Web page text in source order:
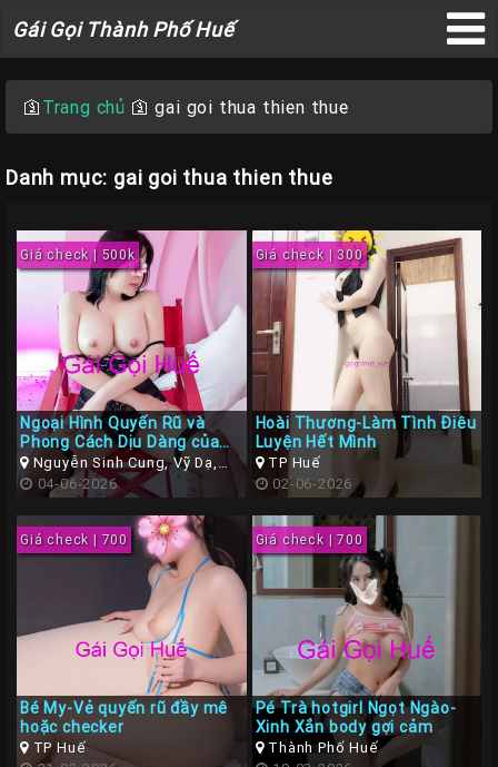
Gái Gọi Thành Phố Huế
Gái
Thành
Phố
Huế
×
Trang
Chủ
gọi
Huế
Gái
Gọi
Huế
Rẽ
Sinh
Gái
Gọi
🛐 Trang chủ 🛐gai goi thua thien thue
Danh mục: gai goi thua thien thue
Giá check | 500k
Ngoại Hình Quyến Rũ và
Phong Cách Dịu Dàng của
Gái Gọi Huế Hoài An
Nguyễn Sinh Cung, Vỹ Dạ,
Huế, Thừa Thiên Huế
04-06-2026
Giá check | 300
Hoài Thương-Làm Tình Điêu
Luyện Hết Mình
TP Huế
02-06-2026
Giá check | 700
Bé My-Vẻ quyến rũ đầy mê
hoặc checker
TP Huế
Giá check | 700
Pé Trà hotgirl Ngọt Ngào-
Xinh Xắn body gợi cảm
Thành Phố Huế